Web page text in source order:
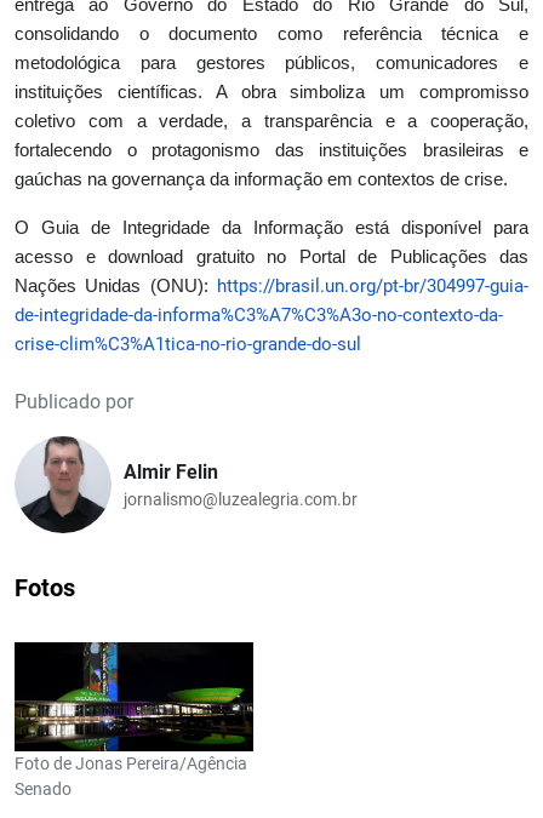
entrega ao Governo do Estado do Rio Grande do Sul,
consolidando o documento como referência técnica e
metodológica para gestores públicos, comunicadores e
instituições científicas. A obra simboliza um compromisso
coletivo com a verdade, a transparência e a cooperação,
fortalecendo o protagonismo das instituições brasileiras e
gaúchas na governança da informação em contextos de crise.
O Guia de Integridade da Informação está disponível para
acesso e download gratuito no Portal de Publicações das
Nações Unidas (ONU): https://brasil.un.org/pt-br/304997-guia-
de-integridade-da-informa%C3%A7%C3%A3o-no-contexto-da-
crise-clim%C3%A1tica-no-rio-grande-do-sul
Publicado por
Almir Felin
jornalismo@luzealegria.com.br
Fotos
Foto de Jonas Pereira/Agência
Senado